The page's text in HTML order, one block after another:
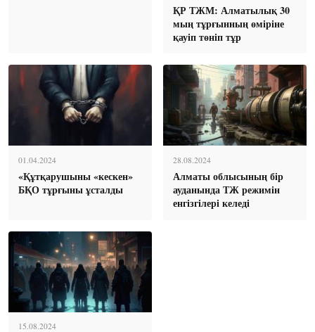
ҚР ТЖМ: Алматылық 30
мың тұрғынның өміріне
қауіп төніп тұр
01.04.2024
«Құтқарушыны «кескен»
БҚО тұрғыны ұсталды
28.08.2024
Алматы облысының бір
ауданында ТЖ режимін
енгізгілері келеді
15.08.2024